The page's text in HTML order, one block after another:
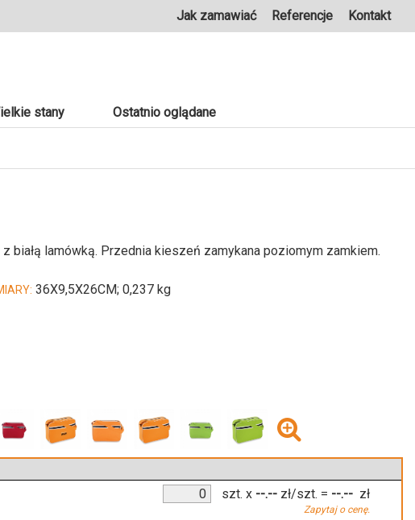
Jak zamawiać Referencje Kontakt
stany Ostatnio oglądane
białą lamówką. Przednia kieszeń zamykana poziomym zamkiem.
36X9,5X26CM; 0,237 kg
szt. x --.-- zł/szt.
Zapytaj o cenę.
= --.-- zł